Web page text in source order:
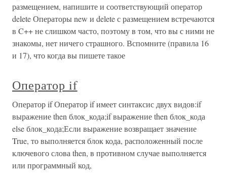
размещением, напишите и соответствующий оператор
delete Операторы new и delete с размещением встречаются
в C++ не слишком часто, поэтому в том, что вы с ними не
знакомы, нет ничего страшного. Вспомните (правила 16
и 17), что когда вы пишете такое
Оператор if
Оператор if Оператор if имеет синтаксис двух видов:if
выражение then блок_кода;if выражение then блок_кода
else блок_кода;Если выражение возвращает значение
True, то выполняется блок кода, расположенный после
ключевого слова then, в противном случае выполняется
или программный код,